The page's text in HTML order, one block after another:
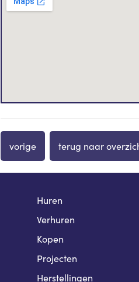
vorige terug naar
Huren
Verhuren
Kopen
Projecten
Herstellingen